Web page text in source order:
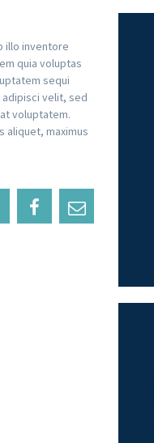
illo inventore
quia voluptas
sequi
velit, sed
voluptatem.
aliquet, maximus